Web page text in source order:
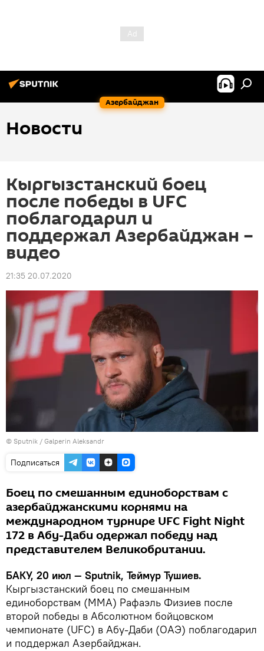
Азербайджан
Новости
Кыргызстанский боец
после победы в UFC
поблагодарил и
поддержал Азербайджан –
видео
21:35 20.07.2020
© Sputnik / Galperin Aleksandr
Подписаться
Боец по смешанным единоборствам с
азербайджанскими корнями на
международном турнире UFC Fight Night
172 в Абу-Даби одержал победу над
представителем Великобритании.
БАКУ, 20 июл — Sputnik, Теймур Тушиев.
Кыргызстанский боец по смешанным
единоборствам (ММА) Рафаэль Физиев после
второй победы в Абсолютном бойцовском
чемпионате (UFC) в Абу-Даби (ОАЭ) поблагодарил
и поддержал Азербайджан.